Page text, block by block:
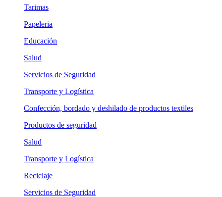
Tarimas
Papeleria
Educación
Salud
Servicios de Seguridad
Transporte y Logística
Confección, bordado y deshilado de productos textiles
Productos de seguridad
Salud
Transporte y Logística
Reciclaje
Servicios de Seguridad